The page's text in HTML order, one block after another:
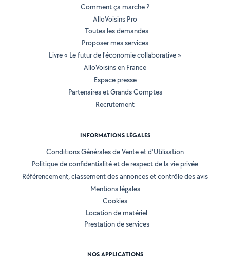
Comment ça marche ?
AlloVoisins Pro
Toutes les demandes
Proposer mes services
Livre « Le futur de l'économie collaborative »
AlloVoisins en France
Espace presse
Partenaires et Grands Comptes
Recrutement
INFORMATIONS LÉGALES
Conditions Générales de Vente et d'Utilisation
Politique de confidentialité et de respect de la vie privée
Référencement, classement des annonces et contrôle des avis
Mentions légales
Cookies
Location de matériel
Prestation de services
NOS APPLICATIONS